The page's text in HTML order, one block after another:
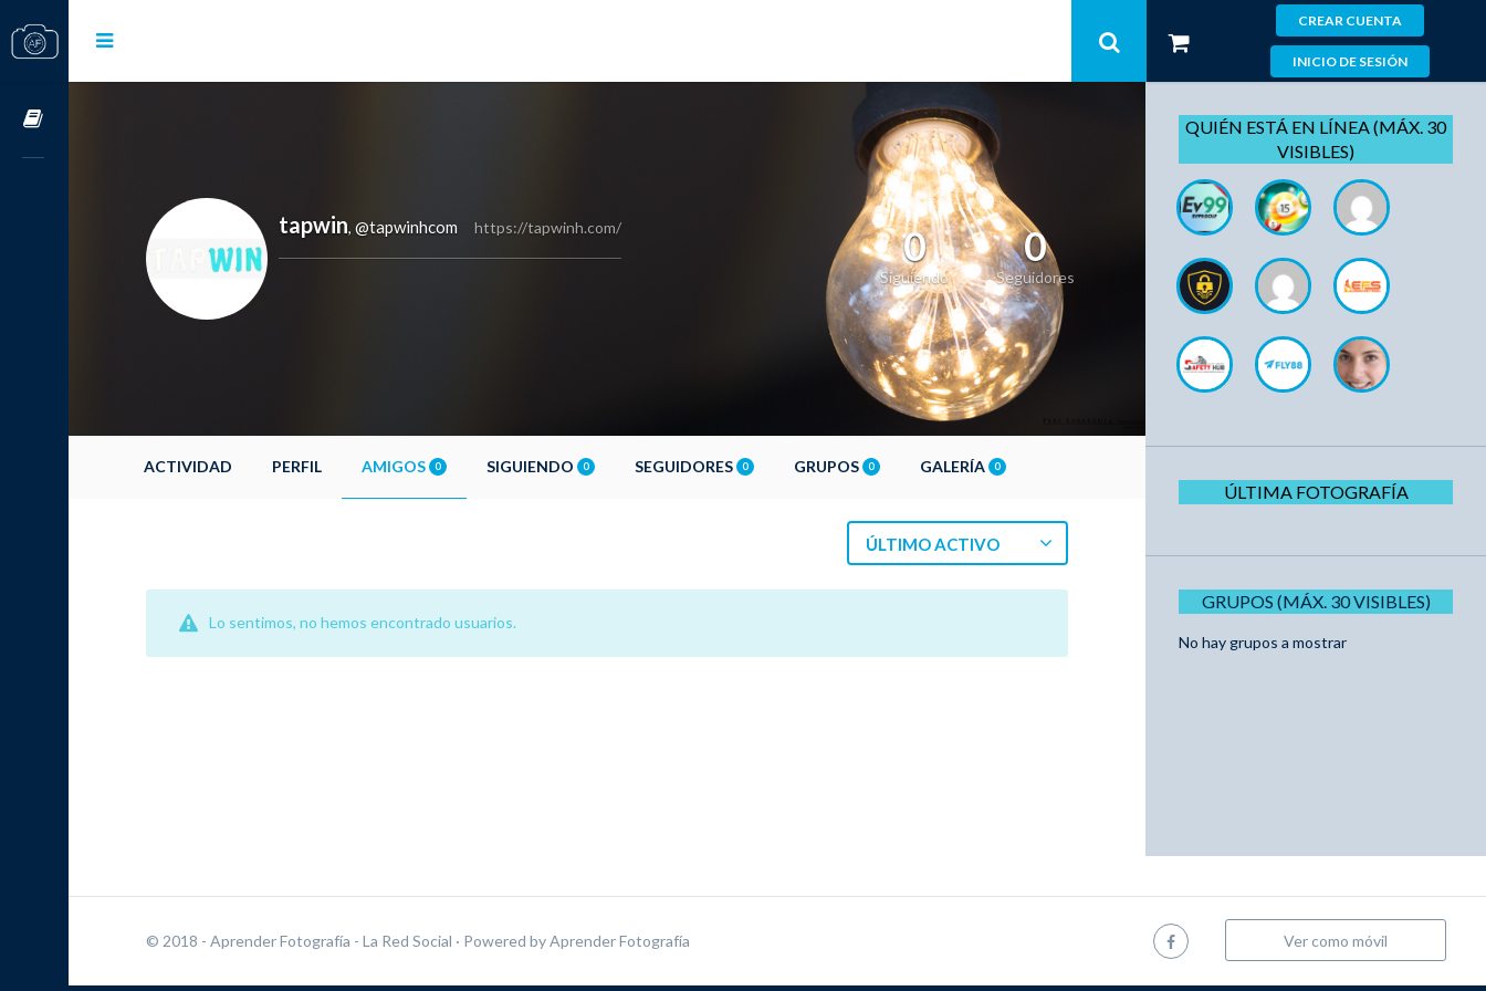
CREAR CUENTA
INICIO DE SESIÓN
tapwin, @tapwinhcom https://tapwinh.com/ 0
Siguiendo
0
Seguidores
ACTIVIDAD PERFIL AMIGOS 0 SIGUIENDO 0 SEGUIDORES 0 GRUPOS 0 GALERÍA 0
ÚLTIMO ACTIVO
Lo sentimos, no hemos encontrado usuarios.
QUIÉN ESTÁ EN LÍNEA (MÁX. 30
VISIBLES)
ÚLTIMA FOTOGRAFÍA
GRUPOS (MÁX. 30 VISIBLES)
No hay grupos a mostrar
© 2018 - Aprender Fotografía - La Red Social · Powered byAprender Fotografía